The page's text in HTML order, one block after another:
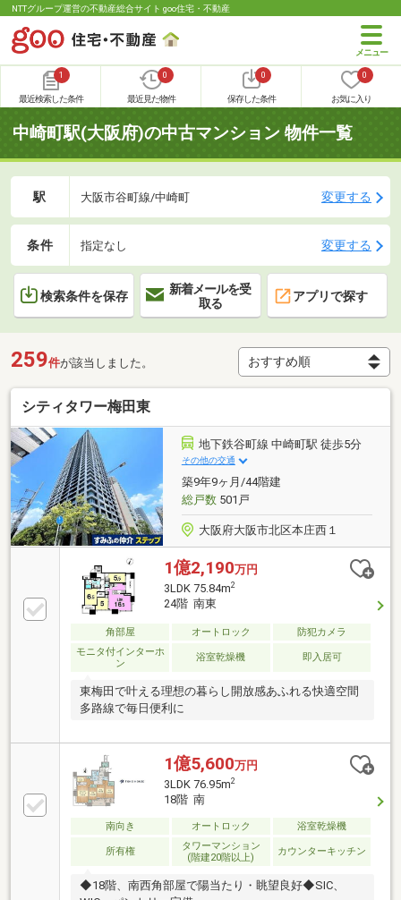
NTTグループ運営の不動産総合サイト goo住宅・不動産
1
最近検索した条件
0
最近見た物件
0
保存した条件
0
お気に入り
中崎町駅(大阪府)の中古マンション 物件一覧
駅 大阪市谷町線/中崎町 変更する
条件 指定なし 変更する
検索条件を保存
新着メールを受
取る
アプリで探す
259件が該当しました。
シティタワー梅田東
地下鉄谷町線 中崎町駅 徒歩5分
その他の交通
築9年9ヶ月/44階建
総戸数501戸
大阪府大阪市北区本庄西１
1億2,190万円
3LDK 75.84m2
24階 南東
角部屋 オートロック
防犯カメラ
モニタ付インターホ
ン
浴室乾燥機 即入居可
東梅田で叶える理想の暮らし開放感あふれる快適空間
多路線で毎日便利に
1億5,600万円
3LDK 76.95m2
18階 南
南向き オートロック 浴室乾燥機
所有権
タワーマンション
(階建20階以上)
カウンターキッチン
◆18階、南西角部屋で陽当たり・眺望良好◆SIC、